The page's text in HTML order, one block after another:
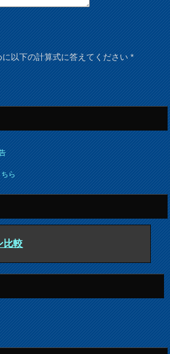
以下の計算式に答えてください*
ちら
比較